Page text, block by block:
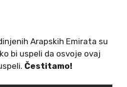
Arapskih Emirata su
bi uspeli da osvoje ovaj
Čestitamo!